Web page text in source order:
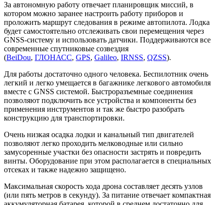
За автономную работу отвечает планировщик миссий, в
котором можно заранее настроить работу приборов и
проложить маршрут следования в режиме автопилота. Лодка
будет самостоятельно отслеживать свои перемещения через
GNSS-систему и использовать датчики. Поддерживаются все
современные спутниковые созвездия
(BeiDou, ГЛОНАСС, GPS, Galileo, IRNSS, QZSS).
Для работы достаточно одного человека. Беспилотник очень
легкий и легко умещается в багажнике легкового автомобиля
вместе с GNSS системой. Быстроразъемные соединения
позволяют подключить все устройства и компоненты без
применения инструментов и так же быстро разобрать
конструкцию для транспортировки.
Очень низкая осадка лодки и канальный тип двигателей
позволяют легко проходить мелководные или сильно
замусоренные участки без опасности застрять и повредить
винты. Оборудование при этом располагается в специальных
отсеках и также надежно защищено.
Максимальная скорость хода дрона составляет десять узлов
(или пять метров в секунду). За питание отвечает компактная